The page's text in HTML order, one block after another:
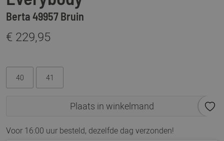
Berta 49957 Bruin
€ 229,95
40 41
Plaats in winkelmand
Voor 16:00 uur besteld, dezelfde dag verzonden!